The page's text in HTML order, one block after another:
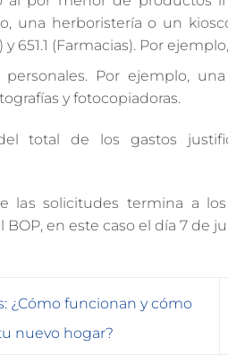
una herboristería o un
651.1 (Farmacias). Por
personales. Por ejemplo,
y fotocopiadoras.
total de los gastos
las solicitudes termina a
en este caso el día 7 de
¿Cómo funcionan y cómo
nuevo hogar?